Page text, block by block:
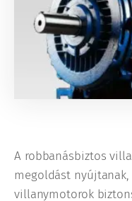
A robbanásbiztos
megoldást
villanymotorok